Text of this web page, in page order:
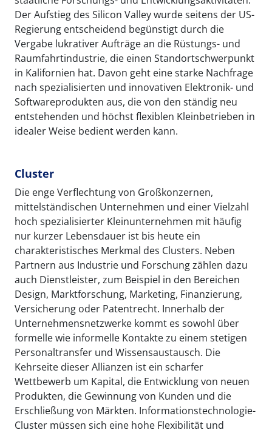
Der Aufstieg des Silicon Valley wurde seitens der US-
Regierung entscheidend begünstigt durch die
Vergabe lukrativer Aufträge an die Rüstungs- und
Raumfahrtindustrie, die einen Standortschwerpunkt
in Kalifornien hat. Davon geht eine starke Nachfrage
nach spezialisierten und innovativen Elektronik- und
Softwareprodukten aus, die von den ständig neu
entstehenden und höchst flexiblen Kleinbetrieben in
idealer Weise bedient werden kann.
Cluster
Die enge Verflechtung von Großkonzernen,
mittelständischen Unternehmen und einer Vielzahl
hoch spezialisierter Kleinunternehmen mit häufig
nur kurzer Lebensdauer ist bis heute ein
charakteristisches Merkmal des Clusters. Neben
Partnern aus Industrie und Forschung zählen dazu
auch Dienstleister, zum Beispiel in den Bereichen
Design, Marktforschung, Marketing, Finanzierung,
Versicherung oder Patentrecht. Innerhalb der
Unternehmensnetzwerke kommt es sowohl über
formelle wie informelle Kontakte zu einem stetigen
Personaltransfer und Wissensaustausch. Die
Kehrseite dieser Allianzen ist ein scharfer
Wettbewerb um Kapital, die Entwicklung von neuen
Produkten, die Gewinnung von Kunden und die
Erschließung von Märkten. Informationstechnologie-
Cluster müssen sich eine hohe Flexibilität und